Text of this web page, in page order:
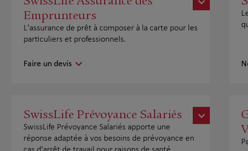
Emprunteurs
L'assurance de prêt à composer à la carte pour les
particuliers et professionnels.
Faire un devis
SwissLife Prévoyance Salariés
SwissLife Prévoyance Salariés apporte une
réponse adaptée à vos besoins de prévoyance en